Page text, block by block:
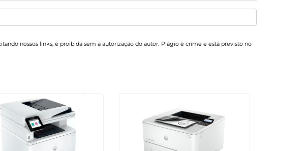
nossos links, é proibida sem a autorização do autor. Plágio é crime e está previsto no